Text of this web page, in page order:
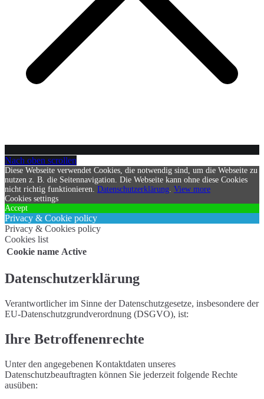
Nach oben scrollen
Diese Webseite verwendet Cookies, die notwendig sind, um die Webseite zu
nutzen z. B. die Seitennavigation. Die Webseite kann ohne diese Cookies
nicht richtig funktionieren. Datenschutzerklärung. View more
Cookies settings
Accept
Privacy & Cookie policy
Privacy & Cookies policy
Cookies list
Cookie name Active
Datenschutzerklärung
Verantwortlicher im Sinne der Datenschutzgesetze, insbesondere der
EU-Datenschutzgrundverordnung (DSGVO), ist:
Ihre Betroffenenrechte
Unter den angegebenen Kontaktdaten unseres
Datenschutzbeauftragten können Sie jederzeit folgende Rechte
ausüben: